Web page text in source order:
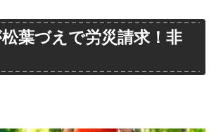
葉づえで労災請求！非